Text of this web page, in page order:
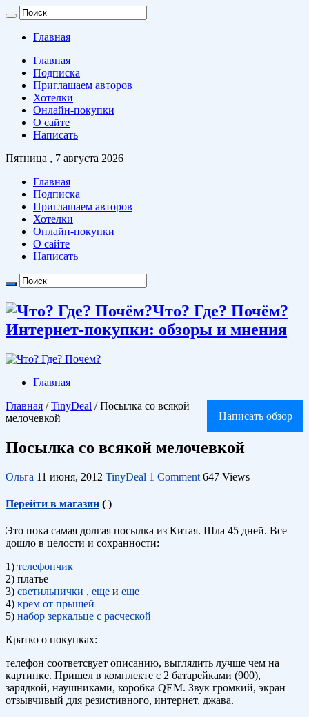
Главная
Главная
Подписка
Приглашаем авторов
Хотелки
Онлайн-покупки
О сайте
Написать
Пятница , 7 августа 2026
Главная
Подписка
Приглашаем авторов
Хотелки
Онлайн-покупки
О сайте
Написать
Что? Где? Почём?
Интернет-покупки: обзоры и мнения
Главная
Написать обзор
Главная / TinyDeal / Посылка со всякой
мелочевкой
Посылка со всякой мелочевкой
Ольга 11 июня, 2012 TinyDeal 1 Comment 647 Views
Перейти в магазин ( )
Это пока самая долгая посылка из Китая. Шла 45 дней. Все
дошло в целости и сохранности:
1) телефончик
2) платье
3) светильнички , еще и еще
4) крем от прыщей
5) набор зеркальце с расческой
Кратко о покупках:
телефон соответсвует описанию, выглядить лучше чем на
картинке. Пришел в комплекте с 2 батарейками (900),
зарядкой, наушниками, коробка QEM. Звук громкий, экран
отзывчивый для резистивного, интернет, джава.